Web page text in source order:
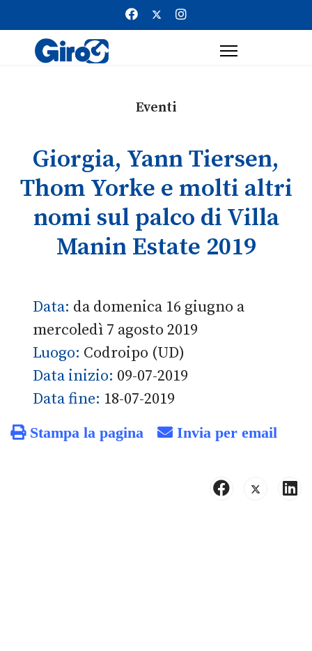
Eventi
Giorgia, Yann Tiersen,
Thom Yorke e molti altri
nomi sul palco di Villa
Manin Estate 2019
Data: da domenica 16 giugno a
mercoledì 7 agosto 2019
Luogo: Codroipo (UD)
Data inizio: 09-07-2019
Data fine: 18-07-2019
Stampa la pagina Invia per email